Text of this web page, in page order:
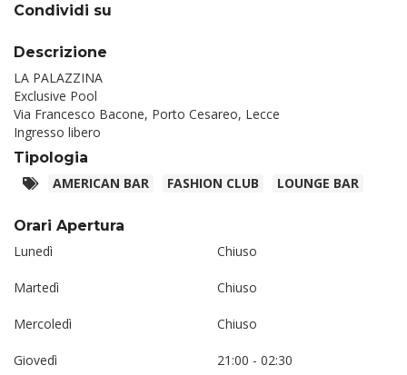
Condividi su
Descrizione
LA PALAZZINA
Exclusive Pool
Via Francesco Bacone, Porto Cesareo, Lecce
Ingresso libero
Tipologia
AMERICAN BAR
FASHION CLUB LOUNGE BAR
Orari Apertura
Lunedì
Chiuso
Martedì Chiuso
Mercoledì Chiuso
Giovedì 21:00 - 02:30